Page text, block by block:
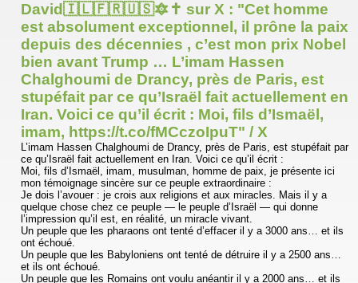
David🇮🇱🇫🇷🇺🇸🔯✝️ sur X : "Cet homme
est absolument exceptionnel, il prône la paix
depuis des décennies , c’est mon prix Nobel
bien avant Trump … L’imam Hassen
Chalghoumi de Drancy, près de Paris, est
stupéfait par ce qu’Israël fait actuellement en
Iran. Voici ce qu’il écrit : Moi, fils d’Ismaël,
imam, https://t.co/fMCczoIpuT" / X
L’imam Hassen Chalghoumi de Drancy, près de Paris, est stupéfait par
ce qu’Israël fait actuellement en Iran. Voici ce qu’il écrit :
Moi, fils d’Ismaël, imam, musulman, homme de paix, je présente ici
mon témoignage sincère sur ce peuple extraordinaire :
Je dois l’avouer : je crois aux religions et aux miracles. Mais il y a
quelque chose chez ce peuple — le peuple d’Israël — qui donne
l’impression qu’il est, en réalité, un miracle vivant.
Un peuple que les pharaons ont tenté d’effacer il y a 3000 ans… et ils
ont échoué.
Un peuple que les Babyloniens ont tenté de détruire il y a 2500 ans…
et ils ont échoué.
Un peuple que les Romains ont voulu anéantir il y a 2000 ans… et ils